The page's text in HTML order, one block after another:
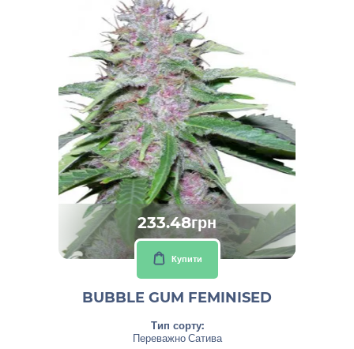
233.48грн
Купити
BUBBLE GUM FEMINISED
Тип сорту:
Переважно Сатива